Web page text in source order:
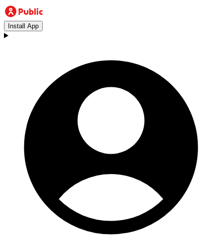
Install App